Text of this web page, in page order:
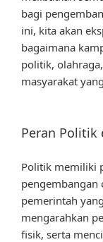
bagi
ini, kita akan
bagaimana
politik,
masyarakat
Peran Politik
Politik memiliki
pengembangan
pemerintah
mengarahkan
fisik, serta